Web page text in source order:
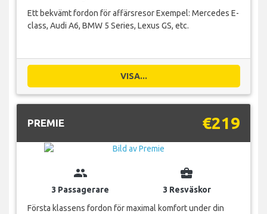
Ett bekvämt fordon för affärsresor Exempel: Mercedes E-
class, Audi A6, BMW 5 Series, Lexus GS, etc.
VISA...
PREMIE €219
group
3 Passagerare
business_center
3 Resväskor
Första klassens fordon för maximal komfort under din